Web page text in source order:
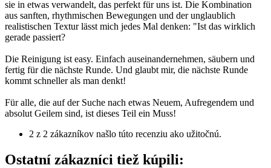
sie in etwas verwandelt, das perfekt für uns ist. Die Kombination
aus sanften, rhythmischen Bewegungen und der unglaublich
realistischen Textur lässt mich jedes Mal denken: "Ist das wirklich
gerade passiert?
Die Reinigung ist easy. Einfach auseinandernehmen, säubern und
fertig für die nächste Runde. Und glaubt mir, die nächste Runde
kommt schneller als man denkt!
Für alle, die auf der Suche nach etwas Neuem, Aufregendem und
absolut Geilem sind, ist dieses Teil ein Muss!
2 z 2 zákazníkov našlo túto recenziu ako užitočnú.
Ostatní zákazníci tiež kúpili: